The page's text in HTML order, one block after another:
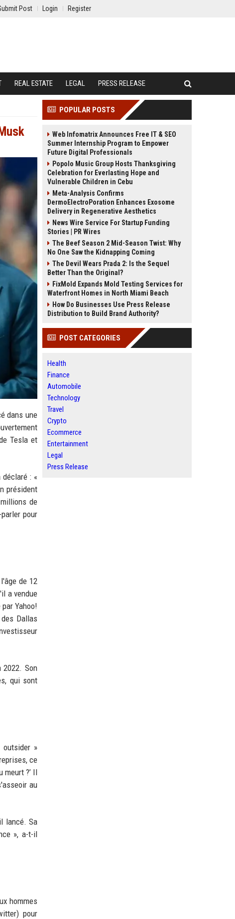
Post Login Register
REAL ESTATE LEGAL PRESS RELEASE
dans une
Tesla et
: «
président
de
pour
de 12
a vendue
Yahoo!
Dallas
2022. Son
qui sont
outsider »
ce
meurt ?’ Il
au
lancé. Sa
», a-t-il
hommes
pour
POPULAR POSTS
Web Infomatrix Announces Free IT & SEO
Summer Internship Program to Empower
Future Digital Professionals
Popolo Music Group Hosts Thanksgiving
Celebration for Everlasting Hope and
Vulnerable Children in Cebu
Meta-Analysis Confirms
DermoElectroPoration Enhances Exosome
Delivery in Regenerative Aesthetics
News Wire Service For Startup Funding
Stories | PR Wires
The Beef Season 2 Mid-Season Twist: Why
No One Saw the Kidnapping Coming
The Devil Wears Prada 2: Is the Sequel
Better Than the Original?
FixMold Expands Mold Testing Services for
Waterfront Homes in North Miami Beach
How Do Businesses Use Press Release
Distribution to Build Brand Authority?
POST CATEGORIES
Health
Finance
Automobile
Technology
Travel
Crypto
Ecommerce
Entertainment
Legal
Press Release